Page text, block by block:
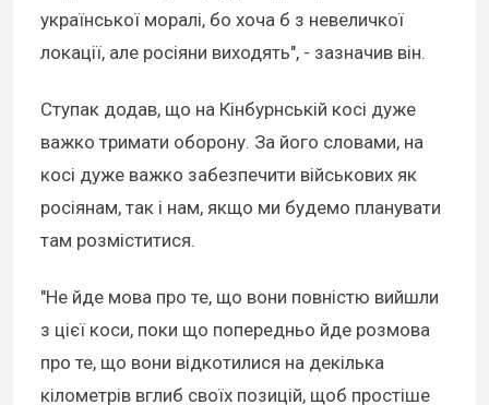
української моралі, бо хоча б з невеличкої
локації, але росіяни виходять", - зазначив він.
Ступак додав, що на Кінбурнській косі дуже
важко тримати оборону. За його словами, на
косі дуже важко забезпечити військових як
росіянам, так і нам, якщо ми будемо планувати
там розміститися.
"Не йде мова про те, що вони повністю вийшли
з цієї коси, поки що попередньо йде розмова
про те, що вони відкотилися на декілька
кілометрів вглиб своїх позицій, щоб простіше